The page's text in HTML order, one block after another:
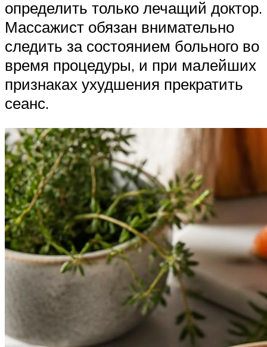
определить только лечащий доктор.
Массажист обязан внимательно
следить за состоянием больного во
время процедуры, и при малейших
признаках ухудшения прекратить
сеанс.